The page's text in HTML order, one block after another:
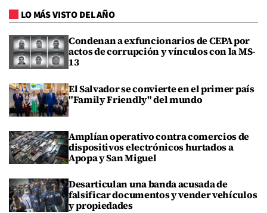
LO MÁS VISTO DEL AÑO
Condenan a exfuncionarios de CEPA por
actos de corrupción y vínculos con la MS-
13
El Salvador se convierte en el primer país
"Family Friendly" del mundo
Amplían operativo contra comercios de
dispositivos electrónicos hurtados a
Apopa y San Miguel
Desarticulan una banda acusada de
falsificar documentos y vender vehículos
y propiedades